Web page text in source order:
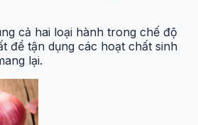
cả hai loại hành trong chế độ
để tận dụng các hoạt chất sinh
lại.